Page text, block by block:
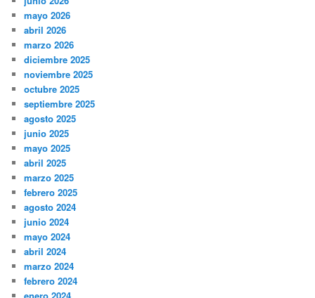
mayo 2026
abril 2026
marzo 2026
diciembre 2025
noviembre 2025
octubre 2025
septiembre 2025
agosto 2025
junio 2025
mayo 2025
abril 2025
marzo 2025
febrero 2025
agosto 2024
junio 2024
mayo 2024
abril 2024
marzo 2024
febrero 2024